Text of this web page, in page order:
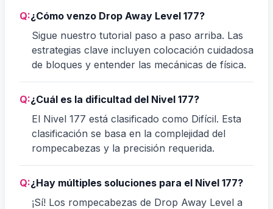
Q:¿Cómo venzo Drop Away Level 177?
Sigue nuestro tutorial paso a paso arriba. Las
estrategias clave incluyen colocación cuidadosa
de bloques y entender las mecánicas de física.
Q:¿Cuál es la dificultad del Nivel 177?
El Nivel 177 está clasificado como Difícil. Esta
clasificación se basa en la complejidad del
rompecabezas y la precisión requerida.
Q:¿Hay múltiples soluciones para el Nivel 177?
¡Sí! Los rompecabezas de Drop Away Level a